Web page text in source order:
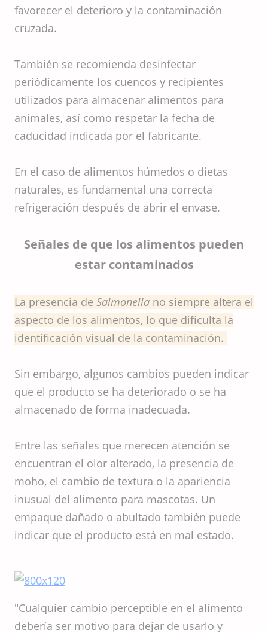
favorecer el deterioro y la contaminación
cruzada.
También se recomienda desinfectar
periódicamente los cuencos y recipientes
utilizados para almacenar alimentos para
animales, así como respetar la fecha de
caducidad indicada por el fabricante.
En el caso de alimentos húmedos o dietas
naturales, es fundamental una correcta
refrigeración después de abrir el envase.
Señales de que los alimentos pueden
estar contaminados
La presencia de Salmonella no siempre altera el
aspecto de los alimentos, lo que dificulta la
identificación visual de la contaminación.
Sin embargo, algunos cambios pueden indicar
que el producto se ha deteriorado o se ha
almacenado de forma inadecuada.
Entre las señales que merecen atención se
encuentran el olor alterado, la presencia de
moho, el cambio de textura o la apariencia
inusual del alimento para mascotas. Un
empaque dañado o abultado también puede
indicar que el producto está en mal estado.
"Cualquier cambio perceptible en el alimento
debería ser motivo para dejar de usarlo y